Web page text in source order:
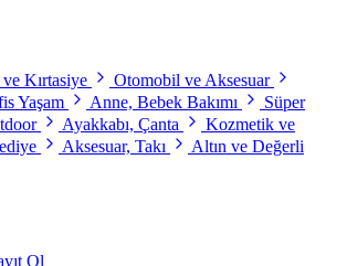
Kırtasiye
Otomobil ve Aksesuar
Yaşam Anne, Bebek Bakımı
Süper
Ayakkabı, Çanta
Kozmetik ve
Aksesuar, Takı
Altın ve Değerli
Ol